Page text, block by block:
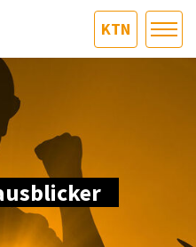
KTN
INGOO